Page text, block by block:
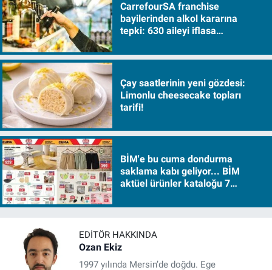
CarrefourSA franchise
bayilerinden alkol kararına
tepki: 630 aileyi iflasa
Çay saatlerinin yeni gözdesi:
Limonlu cheesecake topları
tarifi!
BİM'e bu cuma dondurma
saklama kabı geliyor... BİM
aktüel ürünler kataloğu 7
EDITÖR HAKKINDA
Ozan Ekiz
1997 yılında Mersin’de doğdu. Ege